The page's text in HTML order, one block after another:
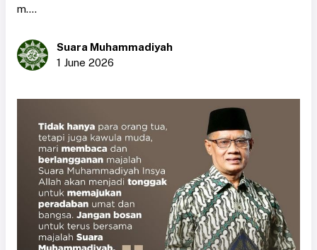
m....
Suara Muhammadiyah
1 June 2026